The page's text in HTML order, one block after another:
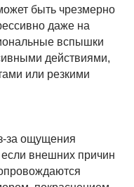
быть чрезмерно
даже на
вспышки
действиями,
или резкими
за ощущения
внешних причин